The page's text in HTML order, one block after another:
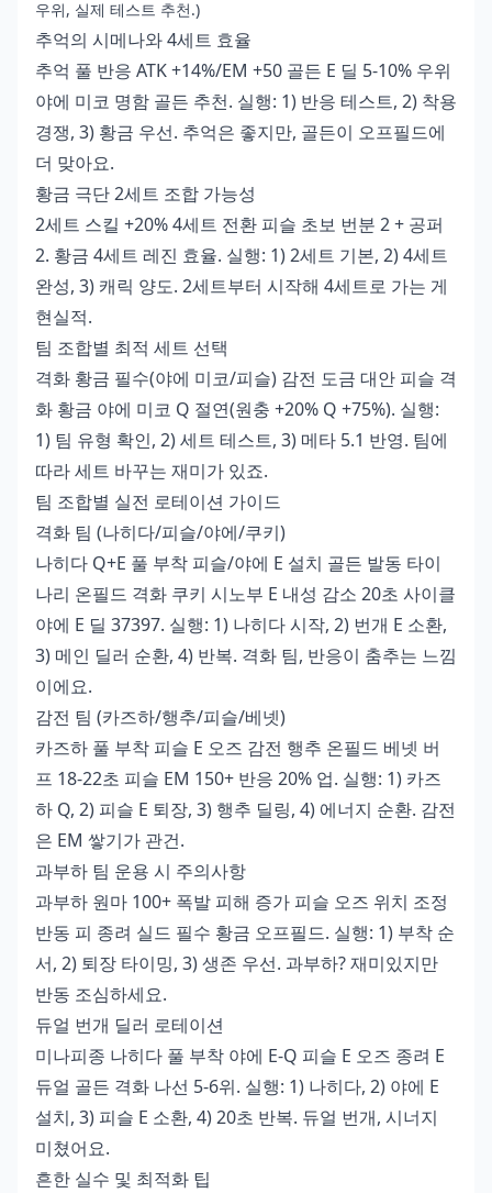
우위, 실제 테스트 추천.)
추억의 시메나와 4세트 효율
추억 풀 반응 ATK +14%/EM +50 골든 E 딜 5-10% 우위
야에 미코 명함 골든 추천. 실행: 1) 반응 테스트, 2) 착용
경쟁, 3) 황금 우선. 추억은 좋지만, 골든이 오프필드에
더 맞아요.
황금 극단 2세트 조합 가능성
2세트 스킬 +20% 4세트 전환 피슬 초보 번분 2 + 공퍼
2. 황금 4세트 레진 효율. 실행: 1) 2세트 기본, 2) 4세트
완성, 3) 캐릭 양도. 2세트부터 시작해 4세트로 가는 게
현실적.
팀 조합별 최적 세트 선택
격화 황금 필수(야에 미코/피슬) 감전 도금 대안 피슬 격
화 황금 야에 미코 Q 절연(원충 +20% Q +75%). 실행:
1) 팀 유형 확인, 2) 세트 테스트, 3) 메타 5.1 반영. 팀에
따라 세트 바꾸는 재미가 있죠.
팀 조합별 실전 로테이션 가이드
격화 팀 (나히다/피슬/야에/쿠키)
나히다 Q+E 풀 부착 피슬/야에 E 설치 골든 발동 타이
나리 온필드 격화 쿠키 시노부 E 내성 감소 20초 사이클
야에 E 딜 37397. 실행: 1) 나히다 시작, 2) 번개 E 소환,
3) 메인 딜러 순환, 4) 반복. 격화 팀, 반응이 춤추는 느낌
이에요.
감전 팀 (카즈하/행추/피슬/베넷)
카즈하 풀 부착 피슬 E 오즈 감전 행추 온필드 베넷 버
프 18-22초 피슬 EM 150+ 반응 20% 업. 실행: 1) 카즈
하 Q, 2) 피슬 E 퇴장, 3) 행추 딜링, 4) 에너지 순환. 감전
은 EM 쌓기가 관건.
과부하 팀 운용 시 주의사항
과부하 원마 100+ 폭발 피해 증가 피슬 오즈 위치 조정
반동 피 종려 실드 필수 황금 오프필드. 실행: 1) 부착 순
서, 2) 퇴장 타이밍, 3) 생존 우선. 과부하? 재미있지만
반동 조심하세요.
듀얼 번개 딜러 로테이션
미나피종 나히다 풀 부착 야에 E-Q 피슬 E 오즈 종려 E
듀얼 골든 격화 나선 5-6위. 실행: 1) 나히다, 2) 야에 E
설치, 3) 피슬 E 소환, 4) 20초 반복. 듀얼 번개, 시너지
미쳤어요.
흔한 실수 및 최적화 팁